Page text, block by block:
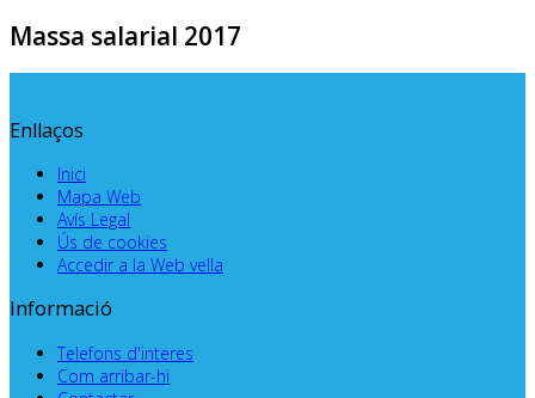
Massa salarial 2017
Enllaços
Inici
Mapa Web
Avís Legal
Ús de cookies
Accedir a la Web vella
Informació
Telefons d'interes
Com arribar-hi